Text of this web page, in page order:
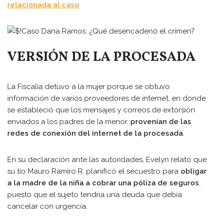
relacionada al caso
VERSIÓN DE LA PROCESADA
La Fiscalía detuvo a la mujer porque se obtuvo
información de varios proveedores de internet, en donde
se estableció que los mensajes y correos de extorsión
enviados a los padres de la menor, provenían de las
redes de conexión del internet de la procesada.
En su declaración ante las autoridades, Evelyn relató que
su tío Mauro Ramiro R. planificó el secuestro para obligar
a la madre de la niña a cobrar una póliza de seguros,
puesto que el sujeto tendría una deuda que debía
cancelar con urgencia.